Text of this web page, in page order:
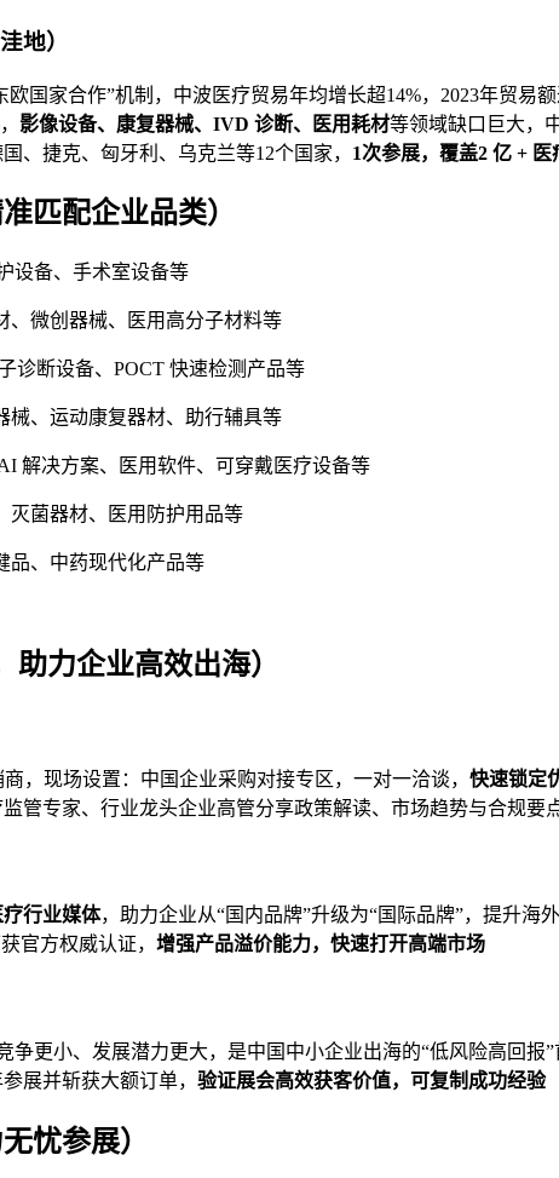
地）
国家合作”机制，中波医疗贸易年均增长超14%，2023年贸易额
影像设备、康复器械、IVD 诊断、医用耗材等领域缺口巨大，
、捷克、匈牙利、乌克兰等12个国家， 1次参展，覆盖2 亿 + 医
匹配企业品类）
设备、手术室设备等
、微创器械、医用高分子材料等
诊断设备、POCT 快速检测产品等
械、运动康复器材、助行辅具等
解决方案、医用软件、可穿戴医疗设备等
灭菌器材、医用防护用品等
品、中药现代化产品等
力企业高效出海）
，现场设置：中国企业采购对接专区，一对一洽谈， 快速锁定
管专家、行业龙头企业高管分享政策解读、市场趋势与合规要
行业媒体，助力企业从“国内品牌”升级为“国际品牌”，提升海
官方权威认证， 增强产品溢价能力，快速打开高端市场
争更小、发展潜力更大，是中国中小企业出海的“低风险高回报”
展并斩获大额订单， 验证展会高效获客价值，可复制成功经验
忧参展）